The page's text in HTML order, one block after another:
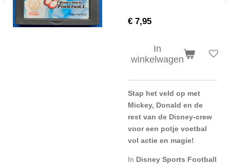
€ 7,95
In
winkelwagen
Stap het veld op met
Mickey, Donald en de
rest van de Disney-crew
voor een potje voetbal
vol actie en magie!
In Disney Sports Football